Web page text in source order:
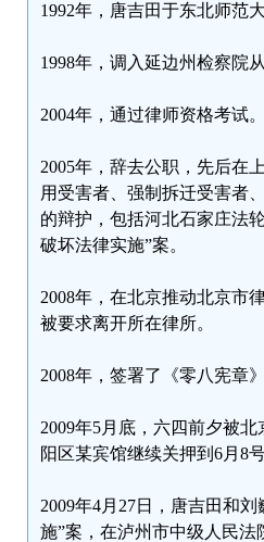
1992年，唐吉田于东北师范
1998年，调入延边州检察院
2004年，通过律师资格考试
2005年，辞去公职，先后在
用受害者、强制拆迁受害者
的辩护，包括河北石家庄法
破坏法律实施”案。
2008年，在北京推动北京市
被要求离开所在律所。
2008年，签署了《零八宪章
2009年5月底，六四前夕被
阳区某宾馆继续关押到6月8
2009年4月27日，唐吉田和
施”案，在泸州市中级人民